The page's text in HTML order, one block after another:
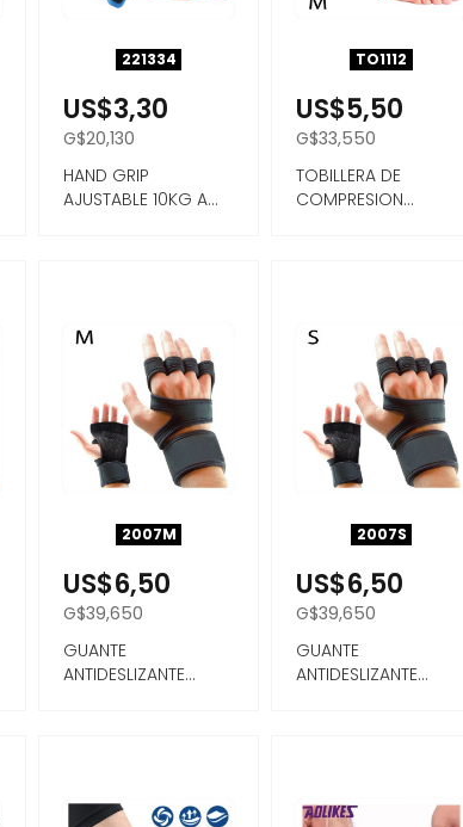
221334
US$3,30
G$20,130
HAND GRIP
AJUSTABLE 10KG A
TO1112
US$5,50
G$33,550
TOBILLERA DE
COMPRESION
2007M
US$6,50
G$39,650
GUANTE
ANTIDESLIZANTE
2007S
US$6,50
G$39,650
GUANTE
ANTIDESLIZANTE